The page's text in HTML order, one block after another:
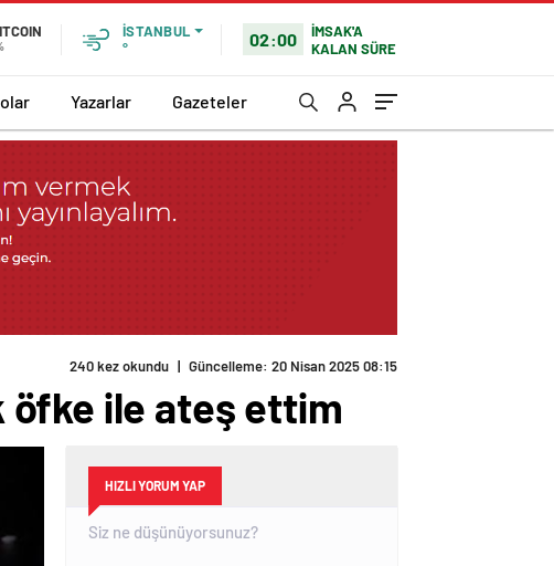
İSTANBUL
°
02:00
İMSAK'A
KALAN SÜRE
Yazarlar Gazeteler
240 kez okundu | Güncelleme: 20 Nisan 2025 08:15
öfke ile ateş ettim
HIZLI YORUM YAP